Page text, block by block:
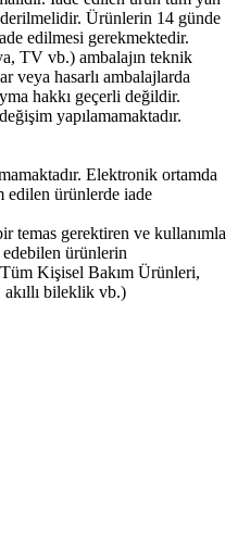
Ürünlerin 14 günde
edilmesi gerekmektedir.
TV vb.) ambalajın teknik
veya hasarlı ambalajlarda
hakkı geçerli değildir.
yapılamamaktadır.
Elektronik ortamda
edilen ürünlerde iade
temas gerektiren ve kullanımla
edebilen ürünlerin
Kişisel Bakım Ürünleri,
bileklik vb.)